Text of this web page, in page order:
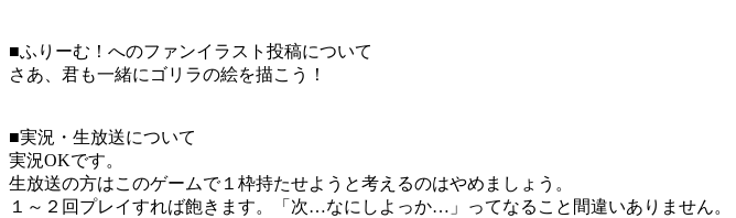
■ふりーむ！へのファンイラスト投稿について
さあ、君も一緒にゴリラの絵を描こう！
■実況・生放送について
実況OKです。
生放送の方はこのゲームで１枠持たせようと考えるのはやめましょう。
１～２回プレイすれば飽きます。「次…なにしよっか…」ってなること間違いありません。